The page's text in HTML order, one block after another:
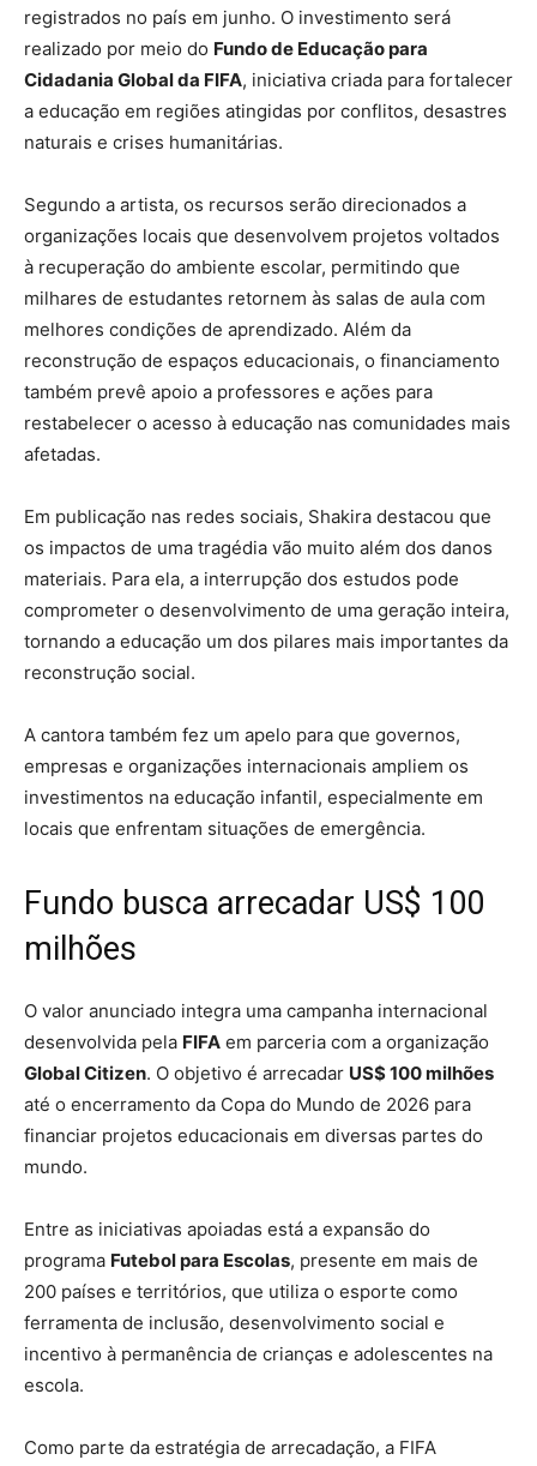
registrados no país em junho. O investimento será
realizado por meio do Fundo de Educação para
Cidadania Global da FIFA, iniciativa criada para fortalecer
a educação em regiões atingidas por conflitos, desastres
naturais e crises humanitárias.
Segundo a artista, os recursos serão direcionados a
organizações locais que desenvolvem projetos voltados
à recuperação do ambiente escolar, permitindo que
milhares de estudantes retornem às salas de aula com
melhores condições de aprendizado. Além da
reconstrução de espaços educacionais, o financiamento
também prevê apoio a professores e ações para
restabelecer o acesso à educação nas comunidades mais
afetadas.
Em publicação nas redes sociais, Shakira destacou que
os impactos de uma tragédia vão muito além dos danos
materiais. Para ela, a interrupção dos estudos pode
comprometer o desenvolvimento de uma geração inteira,
tornando a educação um dos pilares mais importantes da
reconstrução social.
A cantora também fez um apelo para que governos,
empresas e organizações internacionais ampliem os
investimentos na educação infantil, especialmente em
locais que enfrentam situações de emergência.
Fundo busca arrecadar US$ 100
milhões
O valor anunciado integra uma campanha internacional
desenvolvida pela FIFA em parceria com a organização
Global Citizen. O objetivo é arrecadar US$ 100 milhões
até o encerramento da Copa do Mundo de 2026 para
financiar projetos educacionais em diversas partes do
mundo.
Entre as iniciativas apoiadas está a expansão do
programa Futebol para Escolas, presente em mais de
200 países e territórios, que utiliza o esporte como
ferramenta de inclusão, desenvolvimento social e
incentivo à permanência de crianças e adolescentes na
escola.
Como parte da estratégia de arrecadação, a FIFA